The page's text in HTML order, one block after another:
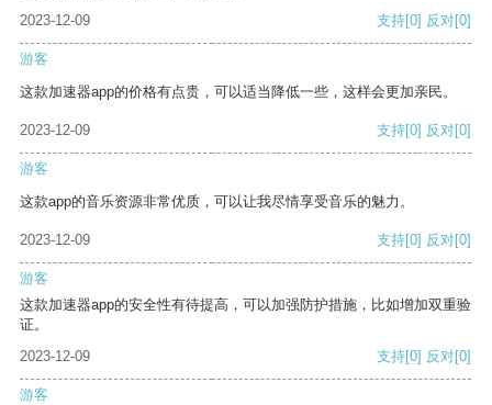
2023-12-09
支持[0] 反对[0]
游客
这款加速器app的价格有点贵，可以适当降低一些，这样会更加亲民。
2023-12-09 支持[0] 反对[0]
游客
这款app的音乐资源非常优质，可以让我尽情享受音乐的魅力。
2023-12-09 支持[0] 反对[0]
游客
这款加速器app的安全性有待提高，可以加强防护措施，比如增加双重验
证。
2023-12-09
支持[0] 反对[0]
游客